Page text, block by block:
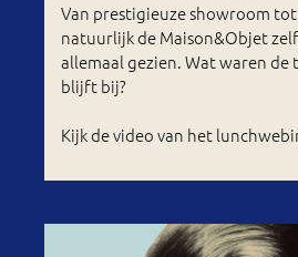
Van prestigieuze showroom
natuurlijk de Maison&Objet
allemaal gezien. Wat waren de
blijft bij?
Kijk de video van het